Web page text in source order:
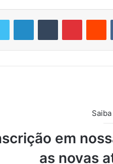
em
as novas